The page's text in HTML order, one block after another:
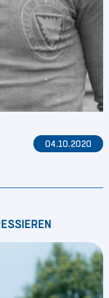
04.10.2020